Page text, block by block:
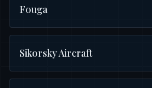
Fouga
Sikorsky Aircraft